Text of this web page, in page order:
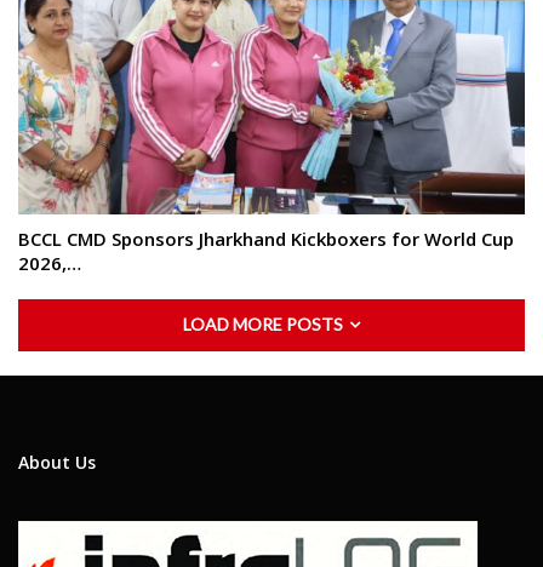
BCCL CMD Sponsors Jharkhand Kickboxers for World Cup
2026,…
LOAD MORE POSTS
About Us